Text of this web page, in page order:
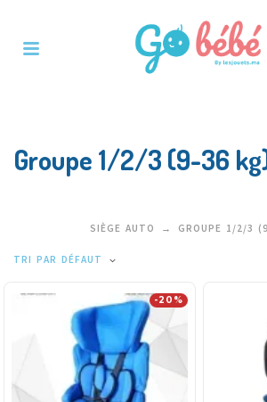
Groupe 1/2/3 (9-36
SIÈGE AUTO GROUPE 1/2/3
TRI PAR DÉFAUT
-20%